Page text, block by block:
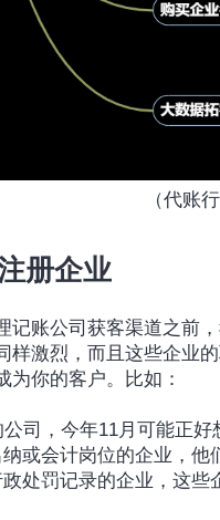
（代账
册企业
记账公司获客渠道之前
样激烈，而且这些企业
为你的客户。比如：
司，今年11月可能正
或会计岗位的企业，
处罚记录的企业，这些